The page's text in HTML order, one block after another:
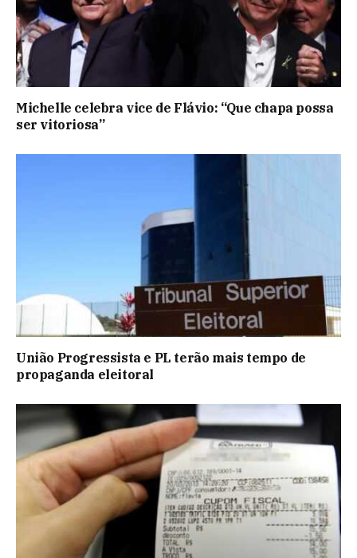
Michelle celebra vice de Flávio: “Que chapa possa
ser vitoriosa”
União Progressista e PL terão mais tempo de
propaganda eleitoral